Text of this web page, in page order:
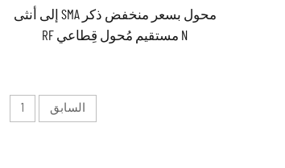
محول بسعر منخفض ذكر SMA إلى أنثى
N مستقيم مُحول قِطاعي RF
السابق 1